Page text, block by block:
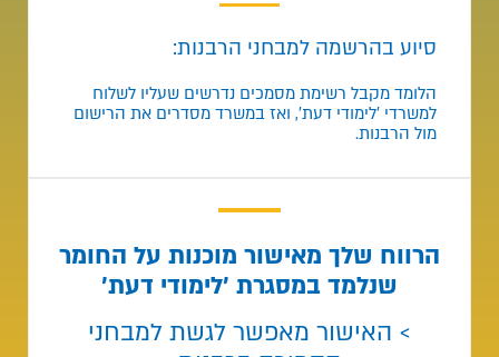
סיוע בהרשמה למבחני הרבנות:
הלומד מקבל רשימת מסמכים נדרשים שעליו לשלוח
למשרדי 'לימודי דעת', ואז במשרד מסדרים את הרישום
מול הרבנות.
הרווח שלך מאישור מוכנות על החומר
שנלמד במסגרת 'לימודי דעת'
> האישור מאפשר לגשת למבחני